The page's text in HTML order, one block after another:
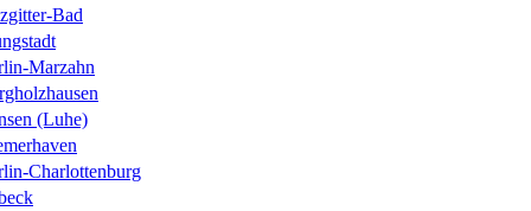
Bad
Marzahn
(Luhe)
Charlottenburg